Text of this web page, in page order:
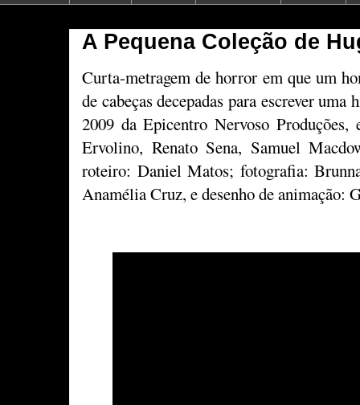
A Pequena Coleção de
Curta-metragem de horror em que um
de cabeças decepadas para escrever
2009 da Epicentro Nervoso
Ervolino, Renato Sena, Samuel
roteiro: Daniel Matos; fotografia:
Anamélia Cruz, e desenho de animação: